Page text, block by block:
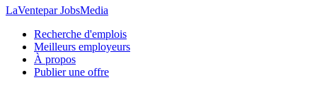
LaVentepar JobsMedia
Recherche d'emplois
Meilleurs employeurs
À propos
Publier une offre